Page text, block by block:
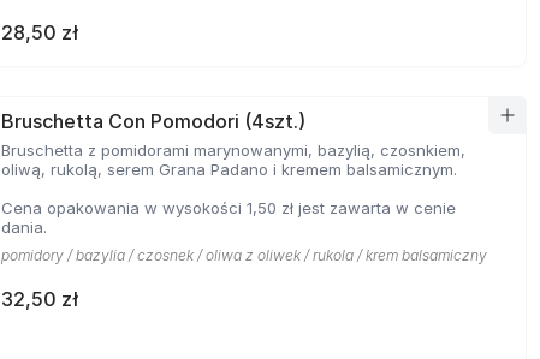
28,50 zł
Bruschetta Con Pomodori (4szt.)
Bruschetta z pomidorami marynowanymi, bazylią, czosnkiem,
oliwą, rukolą, serem Grana Padano i kremem balsamicznym.
Cena opakowania w wysokości 1,50 zł jest zawarta w cenie
dania.
pomidory / bazylia / czosnek / oliwa z oliwek / rukola / krem balsamiczny
32,50 zł